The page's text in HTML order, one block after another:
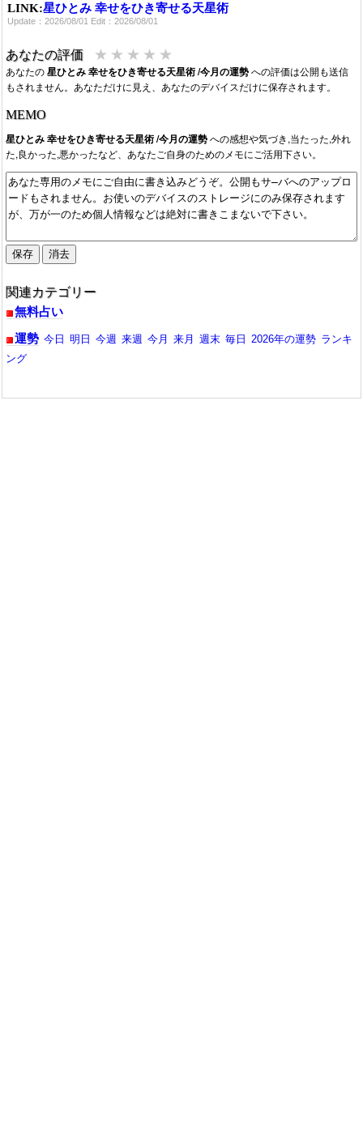
oggiは、小学館のアラサーOL向けファッション雑誌です。
2026/08/01：2026年8月の今月の運勢が公開。URL更新。
2026/07/01：2026年7月の今月の運勢が公開。URL更新。
2026/06/01：2026年6月の今月の運勢が公開。URL更新。
2026/04/01：2026年4月の今月の運勢が公開。URL更新。
2026/03/01：2026年3月の今月の運勢が公開。URL更新。
2026/02/01：2026年2月の今月の運勢が公開。URL更新。
2026/01/01：2026年1月の今月の運勢が公開。URL更新。
2025/12/01：2025年12月の今月の運勢が公開。URL更新。
2025/11/01：2025年11月の今月の運勢が公開。URL更新。
2025/09/01：2025年9月の今月の運勢が公開。URL更新。
2025/08/01：2025年8月の今月の運勢が公開。URL更新。
2025/06/01：2025年6月の今月の運勢が公開中です。
2025/05/11：2025年5月の運勢が公開中です。
LINK:星ひとみ 幸せをひき寄せる天星術
Update：2026/08/01 Edit：2026/08/01
あなたの評価 ★ ★ ★ ★ ★
あなたの星ひとみ 幸せをひき寄せる天星術 /今月の運勢への評価は公開も送信
もされません。あなただけに見え、あなたのデバイスだけに保存されます。
MEMO
星ひとみ 幸せをひき寄せる天星術 /今月の運勢への感想や気づき,当たった,外れ
た,良かった,悪かったなど、あなたご自身のためのメモにご活用下さい。
関連カテゴリー
無料占い
運勢 今日 明日 今週 来週 今月 来月 週末 毎日 2026年の運勢 ランキ
ング